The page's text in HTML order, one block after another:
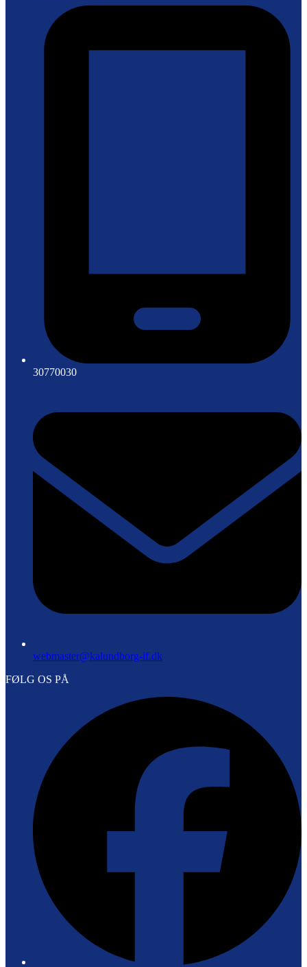
30770030
webmaster@kalundborg-if.dk
FØLG OS PÅ